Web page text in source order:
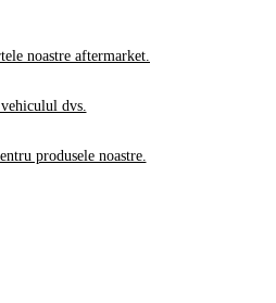
noastre aftermarket.
dvs.
produsele noastre.